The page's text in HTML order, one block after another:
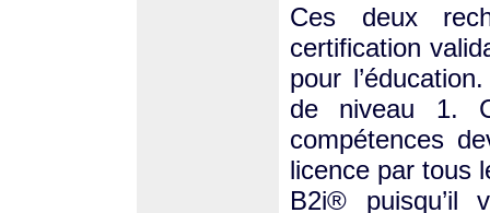
Ces deux
certification
pour
de niveau 1.
compétences
licence par tous
B2i® puisqu’il